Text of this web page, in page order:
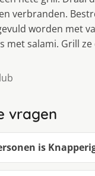
verbranden.
worden met
met salami. Grill
vragen
is